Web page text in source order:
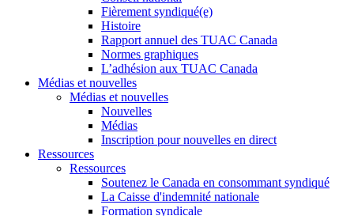
Fièrement syndiqué(e)
Histoire
Rapport annuel des TUAC Canada
Normes graphiques
L’adhésion aux TUAC Canada
Médias et nouvelles
Médias et nouvelles
Nouvelles
Médias
Inscription pour nouvelles en direct
Ressources
Ressources
Soutenez le Canada en consommant syndiqué
La Caisse d'indemnité nationale
Formation syndicale